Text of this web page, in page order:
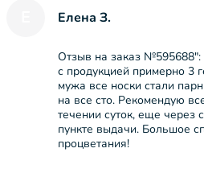
Елена З.
Отзыв на заказ
с продукцией примерно 3
мужа все носки стали
на все сто. Рекомендую
течении суток, еще через
пункте выдачи. Большое
процветания!